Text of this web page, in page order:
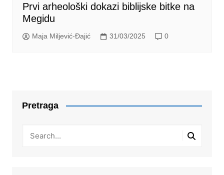
Prvi arheološki dokazi biblijske bitke na
Megidu
Maja Miljević-Đajić 31/03/2025 0
Pretraga